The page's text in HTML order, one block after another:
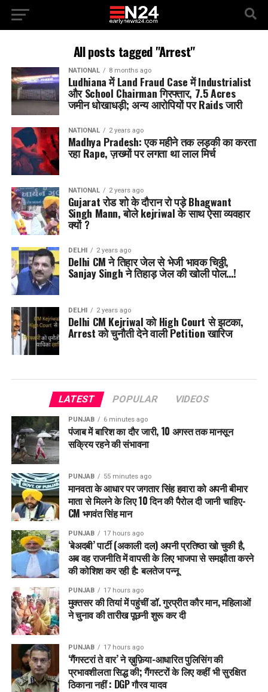
All posts tagged "Arrest"
NATIONAL 8 months ago
Ludhiana में Land Fraud Case में Industrialist
और School Chairman गिरफ्तार, 7.5 Acres
जमीन धोखाधड़ी; अन्य आरोपियों पर Raids जारी
NATIONAL 2 years ago
Madhya Pradesh: एक महीने तक लड़की का करता
रहा Rape, ज़ख्मों पर लगता था लाल मिर्च
NATIONAL 2 years ago
Gujarat रोड शो के दौरान रो पड़े Bhagwant
Singh Mann, बोले kejriwal के साथ ऐसा व्यवहार
क्यों ?
DELHI 2 years ago
Delhi CM ने तिहार जेल से भेजी भावक चिठ्ठी,
Sanjay Singh ने तिहाड़ जेल की खोली पोल…!
DELHI 2 years ago
Delhi CM Kejriwal को High Court से झटका,
Arrest को चुनौती देने वाली Petition खारिज
LATEST POPULAR VIDEOS
PUNJAB 6 minutes ago
पंजाब में बारिश का दौर जारी, 10 अगस्त तक मानसून
सक्रिय रहने की संभावना
PUNJAB 55 minutes ago
मानवता के आधार पर जगतार सिंह हवारा को अपनी बीमार
माता से मिलने के लिए 10 दिन की पैरोल दी जानी चाहिए-
CM भगवंत सिंह मान
PUNJAB 17 hours ago
‘बेअदबी’ पार्टी (अकाली दल) अपनी प्रतिष्ठा खो चुकी है,
अब वह राजनीति में वापसी के लिए भाजपा से समझौता करने
की कोशिश कर रही है: बलतेज पन्नू
PUNJAB 17 hours ago
मुक्तसर की तियां में पहुंचीं डॉ. गुरप्रीत कौर मान, महिलाओं
ने चुनाव की तारीख पूछनी शुरू कर दी
PUNJAB 17 hours ago
‘गैंगस्टरां ते वार’ ने ख़ुफ़िया-आधारित पुलिसिंग की
प्रभावशीलता सिद्ध की; गैंगस्टरों के लिए कहीं भी सुरक्षित
ठिकाना नहीं : DGP गौरव यादव